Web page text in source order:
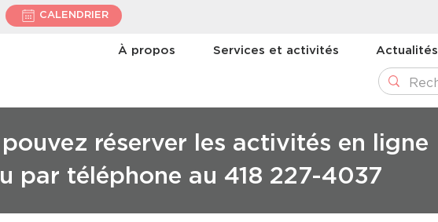
CALENDRIER
À propos Services et activités Actualités
réserver les activités en ligne
par téléphone au 418 227-4037